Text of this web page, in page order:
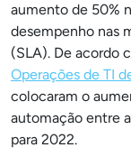
aumento de 50%
desempenho nas
(SLA). De acordo
Operações de TI
colocaram o
automação entre
para 2022.